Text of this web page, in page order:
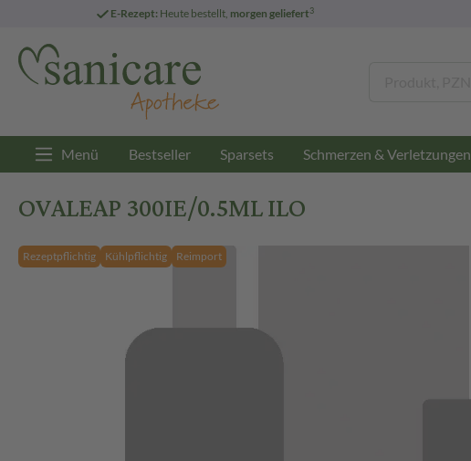
E-Rezept: Heute bestellt, morgen geliefert3
Menü Bestseller Sparsets Schmerzen & Verletzungen
OVALEAP 300IE/0.5ML ILO
Rezeptpflichtig Kühlpflichtig Reimport